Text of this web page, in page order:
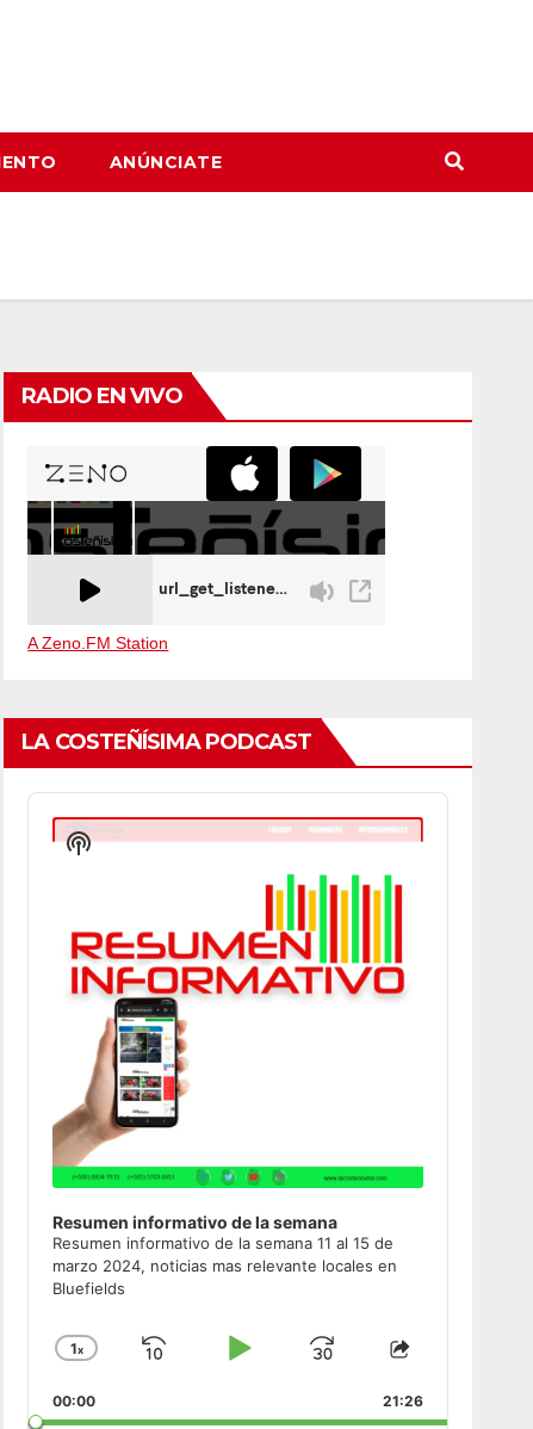
ANÚNCIATE
RADIO EN VIVO
A Zeno.FM Station
LA COSTEÑÍSIMA PODCAST
Audio
Player
Resumen informativo de la semana
Resumen informativo de la semana 11 al 15 de
marzo 2024, noticias mas relevante locales en
Bluefields
Change
Rate
1x
Skip
Play
Jump
Forward
Share
Episode
00:00 21:26
Show